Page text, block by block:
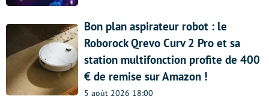
Bon plan aspirateur robot : le
Roborock Qrevo Curv 2 Pro et sa
station multifonction profite de 400
€ de remise sur Amazon !
5 août 2026 18:00